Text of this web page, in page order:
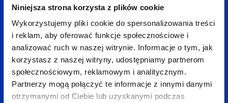
Niniejsza strona korzysta z plików cookie
Wykorzystujemy pliki cookie do spersonalizowania treści
i reklam, aby oferować funkcje społecznościowe i
analizować ruch w naszej witrynie. Informacje o tym, jak
korzystasz z naszej witryny, udostępniamy partnerom
społecznościowym, reklamowym i analitycznym.
Partnerzy mogą połączyć te informacje z innymi danymi
otrzymanymi od Ciebie lub uzyskanymi podczas